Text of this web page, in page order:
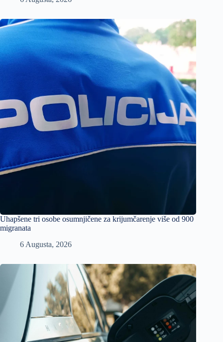
Uhapšene tri osobe osumnjičene za krijumčarenje više od 900
migranata
6 Augusta, 2026